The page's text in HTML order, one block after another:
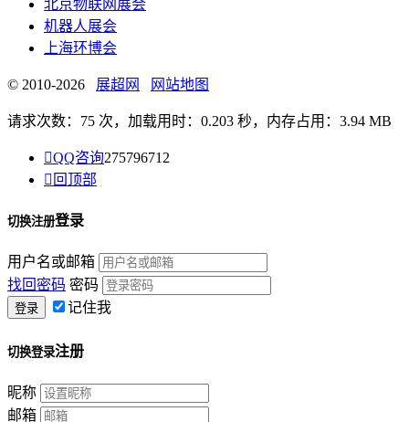
北京物联网展会
机器人展会
上海环博会
© 2010-2026 展超网 网站地图
请求次数：75 次，加载用时：0.203 秒，内存占用：3.94 MB
QQ咨询275796712
 回顶部
切换注册登录
用户名或邮箱
找回密码 密码
记住我
切换登录注册
昵称
邮箱